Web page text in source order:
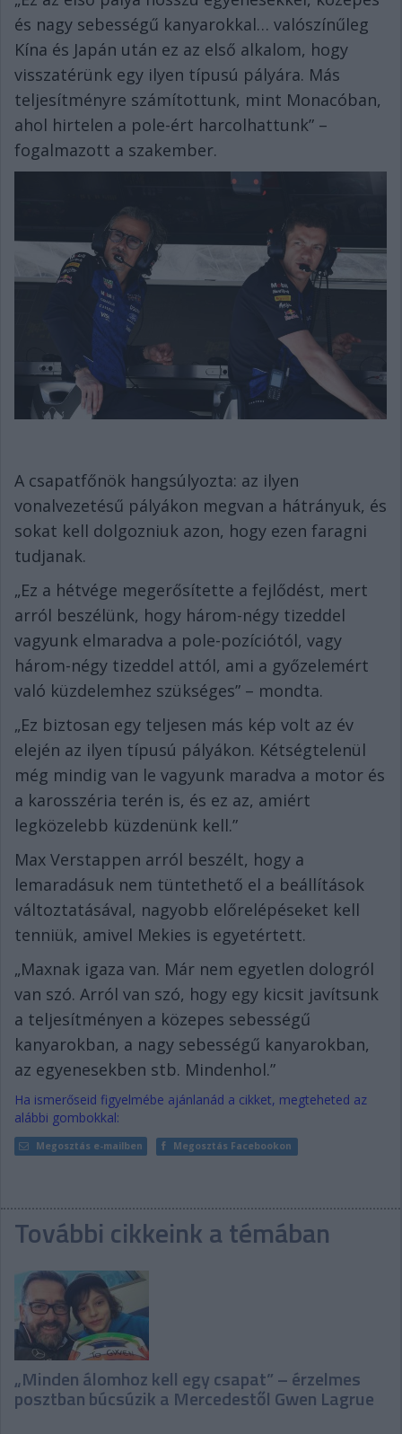
és nagy sebességű kanyarokkal… valószínűleg
Kína és Japán után ez az első alkalom, hogy
visszatérünk egy ilyen típusú pályára. Más
teljesítményre számítottunk, mint Monacóban,
ahol hirtelen a pole-ért harcolhattunk” –
fogalmazott a szakember.
A csapatfőnök hangsúlyozta: az ilyen
vonalvezetésű pályákon megvan a hátrányuk, és
sokat kell dolgozniuk azon, hogy ezen faragni
tudjanak.
„Ez a hétvége megerősítette a fejlődést, mert
arról beszélünk, hogy három-négy tizeddel
vagyunk elmaradva a pole-pozíciótól, vagy
három-négy tizeddel attól, ami a győzelemért
való küzdelemhez szükséges” – mondta.
„Ez biztosan egy teljesen más kép volt az év
elején az ilyen típusú pályákon. Kétségtelenül
még mindig van le vagyunk maradva a motor és
a karosszéria terén is, és ez az, amiért
legközelebb küzdenünk kell.”
Max Verstappen arról beszélt, hogy a
lemaradásuk nem tüntethető el a beállítások
változtatásával, nagyobb előrelépéseket kell
tenniük, amivel Mekies is egyetértett.
„Maxnak igaza van. Már nem egyetlen dologról
van szó. Arról van szó, hogy egy kicsit javítsunk
a teljesítményen a közepes sebességű
kanyarokban, a nagy sebességű kanyarokban,
az egyenesekben stb. Mindenhol.”
Ha ismerőseid figyelmébe ajánlanád a cikket, megteheted az
alábbi gombokkal:
Megosztás e-mailben Megosztás Facebookon
További cikkeink a témában
„Minden álomhoz kell egy csapat” – érzelmes
posztban búcsúzik a Mercedestől Gwen Lagrue